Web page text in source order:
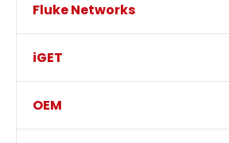
Fluke Networks
iGET
OEM